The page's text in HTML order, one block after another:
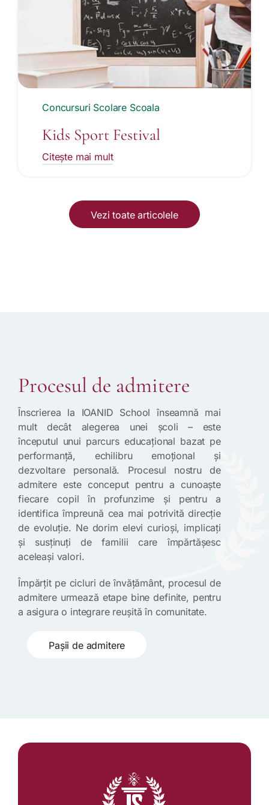
Concursuri Scolare Scoala
Kids Sport Festival
Citește mai mult
Vezi toate articolele
Procesul de admitere
Înscrierea la IOANID School înseamnă mai
mult decât alegerea unei școli – este
începutul unui parcurs educațional bazat pe
performanță, echilibru emoțional și
dezvoltare personală. Procesul nostru de
admitere este conceput pentru a cunoaște
fiecare copil în profunzime și pentru a
identifica împreună cea mai potrivită direcție
de evoluție. Ne dorim elevi curioși, implicați
și susținuți de familii care împărtășesc
aceleași valori.
Împărțit pe cicluri de învățământ, procesul de
admitere urmează etape bine definite, pentru
a asigura o integrare reușită în comunitate.
Pașii de admitere